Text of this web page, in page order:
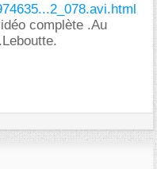
complète .Au